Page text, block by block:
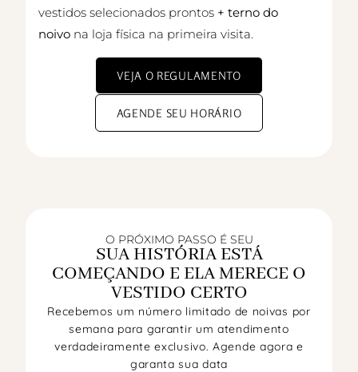
vestidos selecionados prontos + terno do
noivo na loja física na primeira visita.
VEJA O REGULAMENTO
AGENDE SEU HORÁRIO
O PRÓXIMO PASSO É SEU
SUA HISTÓRIA ESTÁ
COMEÇANDO E ELA MERECE O
VESTIDO CERTO
Recebemos um número limitado de noivas por
semana para garantir um atendimento
verdadeiramente exclusivo. Agende agora e
garanta sua data